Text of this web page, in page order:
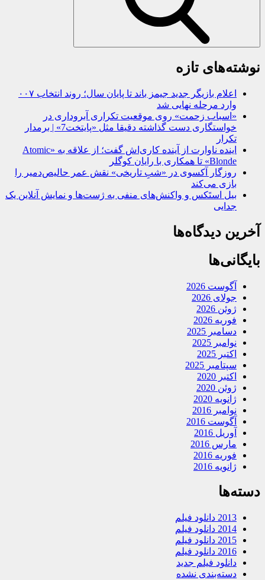
نوشته‌های تازه
اعلام بازیگر جدید جیمز باند تا پایان سال؛ روند انتخاب ۰۰۷
وارد مرحله نهایی شد
«اسباب زحمت» روی موقعیت تکراری آبروداری در
خواستگاری دست گذاشته دقیقا مثل «پایتخت7» | برمدار
تکرار
اینده ناوارت از آینده کاری‌اش گفت؛ از علاقه به «Atomic
Blonde» تا همکاری با رایان کوگلر
روزگار آکسوی در «شبِ تاریخی» نقش عمر حالیص‌دمیر را
بازی می‌کند
بیل استَکس و واکنش‌های منفی به ژست‌ها و نمایش آنلاین یک
جدایی
آخرین دیدگاه‌ها
بایگانی‌ها
آگوست 2026
جولای 2026
ژوئن 2026
فوریه 2026
دسامبر 2025
نوامبر 2025
اکتبر 2025
سپتامبر 2025
اکتبر 2020
ژوئن 2020
ژانویه 2020
نوامبر 2016
آگوست 2016
آوریل 2016
مارس 2016
فوریه 2016
ژانویه 2016
دسته‌ها
2013 دانلود فیلم
2014 دانلود فیلم
2015 دانلود فیلم
2016 دانلود فیلم
دانلود فیلم جدید
دسته‌بندی نشده